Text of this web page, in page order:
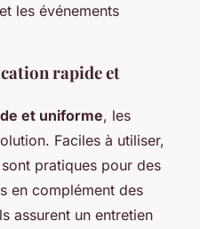
les événements
rapide et
et uniforme, les
Faciles à utiliser,
pratiques pour des
en complément des
assurent un entretien